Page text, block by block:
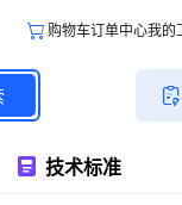
购物车订单中心我的
技术标准